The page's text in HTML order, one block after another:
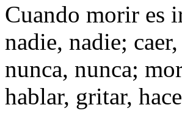
Cuando morir es
nadie, nadie;
nunca, nunca;
hablar, gritar,